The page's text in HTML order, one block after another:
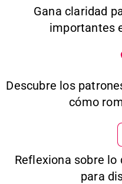
Gana claridad
importantes
Descubre los
cómo
Reflexiona sobre
para